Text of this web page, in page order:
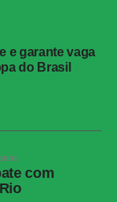
Santos
André
Garro
e garante vaga
do Brasil
com